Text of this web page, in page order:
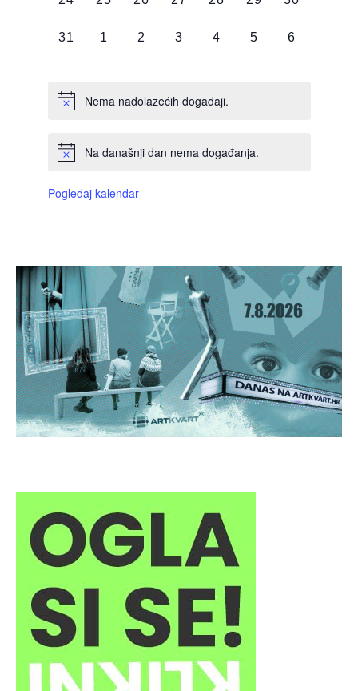
0
31
0
1
0
2
0
3
0
4
0
5
0
6
Nema nadolazećih događaji.
Na današnji dan nema događanja.
Pogledaj kalendar